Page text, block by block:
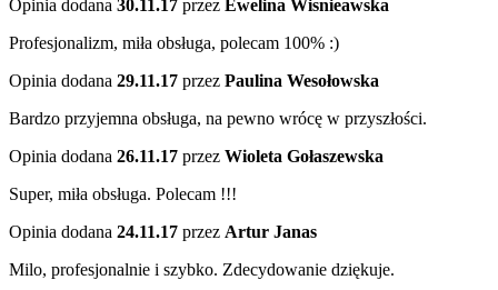
Opinia dodana 30.11.17 przez Ewelina Wisnieawska
Profesjonalizm, miła obsługa, polecam 100% :)
Opinia dodana 29.11.17 przez Paulina Wesołowska
Bardzo przyjemna obsługa, na pewno wrócę w przyszłości.
Opinia dodana 26.11.17 przez Wioleta Gołaszewska
Super, miła obsługa. Polecam !!!
Opinia dodana 24.11.17 przez Artur Janas
Milo, profesjonalnie i szybko. Zdecydowanie dziękuje.